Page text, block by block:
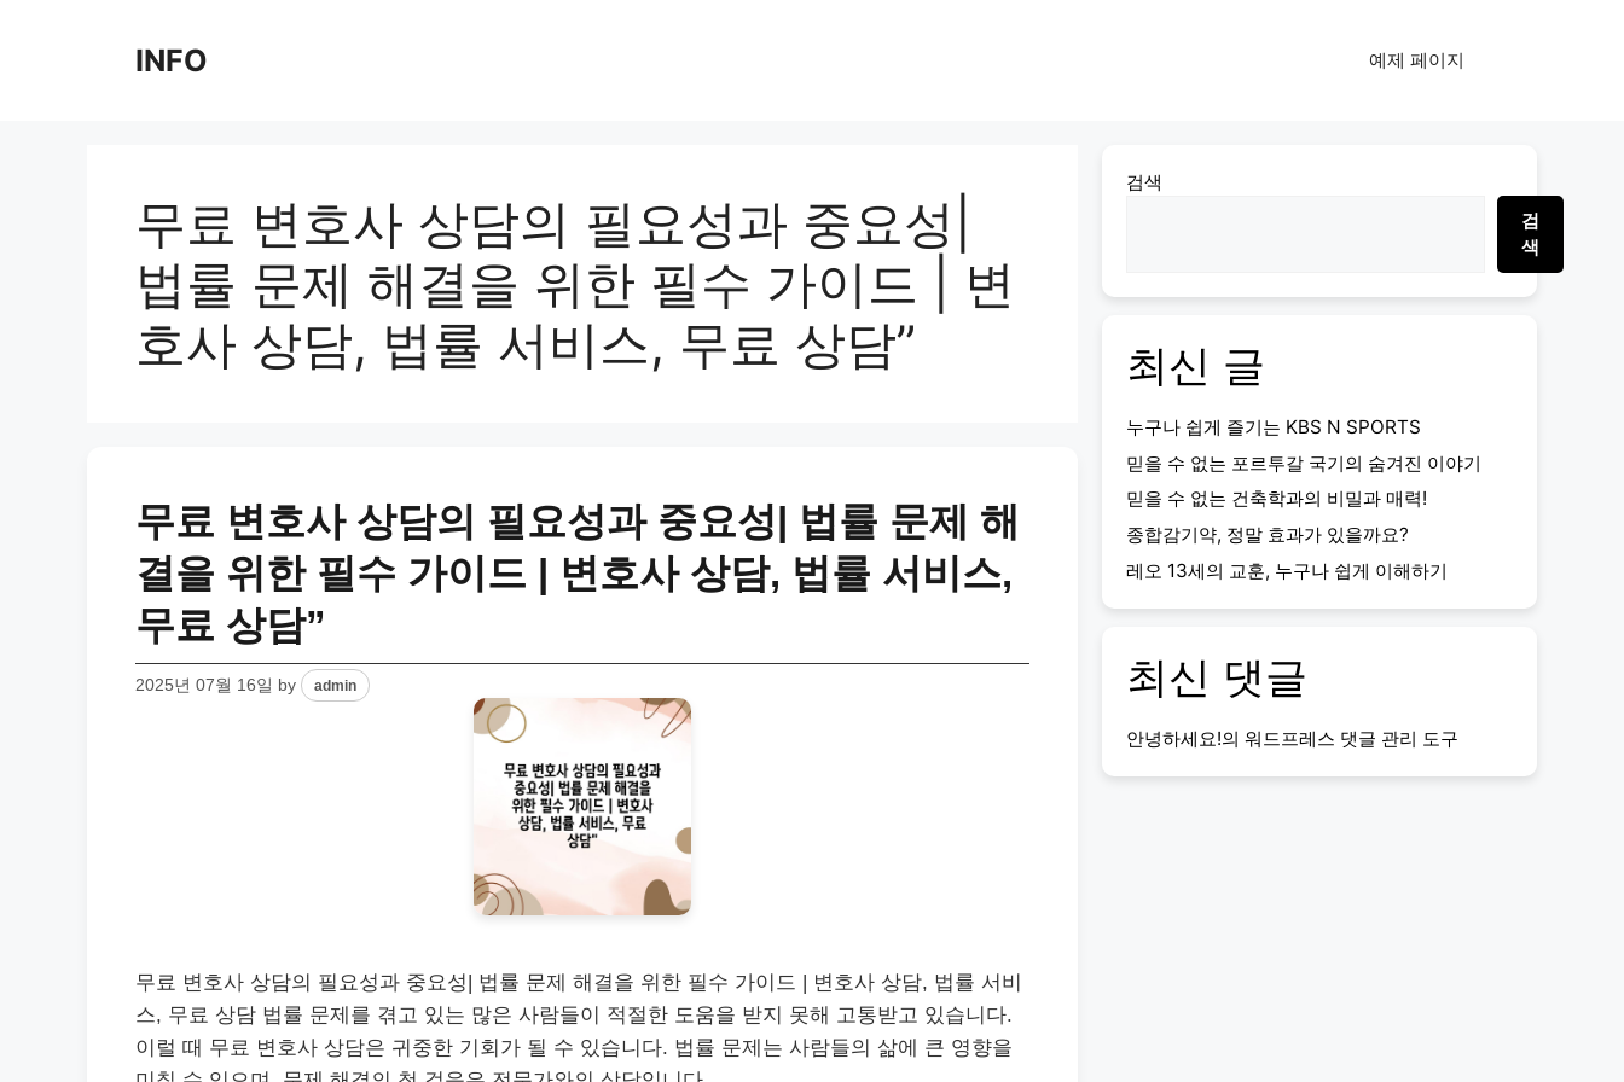
INFO 예제 페이지
무료 변호사 상담의 필요성과 중요성|
법률 문제 해결을 위한 필수 가이드 | 변
호사 상담, 법률 서비스, 무료 상담”
무료 변호사 상담의 필요성과 중요성| 법률 문제 해
결을 위한 필수 가이드 | 변호사 상담, 법률 서비스,
무료 상담”
2025년 07월 16일 by admin
무료 변호사 상담의 필요성과 중요성| 법률 문제 해결을 위한 필수 가이드 | 변호사 상담, 법률 서비
스, 무료 상담 법률 문제를 겪고 있는 많은 사람들이 적절한 도움을 받지 못해 고통받고 있습니다.
이럴 때 무료 변호사 상담은 귀중한 기회가 될 수 있습니다. 법률 문제는 사람들의 삶에 큰 영향을
검색
검
색
최신 글
누구나 쉽게 즐기는 KBS N SPORTS
믿을 수 없는 포르투갈 국기의 숨겨진 이야기
믿을 수 없는 건축학과의 비밀과 매력!
종합감기약, 정말 효과가 있을까요?
레오 13세의 교훈, 누구나 쉽게 이해하기
최신 댓글
안녕하세요!의 워드프레스 댓글 관리 도구